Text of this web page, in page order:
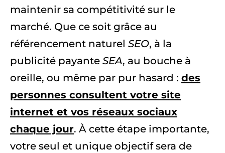
maintenir sa compétitivité sur le
marché. Que ce soit grâce au
référencement naturel SEO, à la
publicité payante SEA, au bouche à
oreille, ou même par pur hasard : des
personnes consultent votre site
internet et vos réseaux sociaux
chaque jour. À cette étape importante,
votre seul et unique objectif sera de